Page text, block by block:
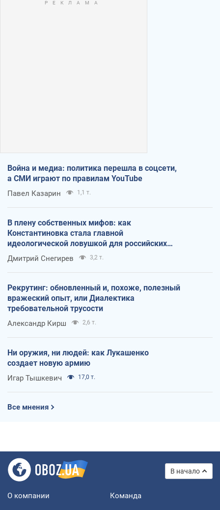
Война и медиа: политика перешла в соцсети,
а СМИ играют по правилам YouTube
Павел Казарин 1,1 т.
В плену собственных мифов: как
Константиновка стала главной
идеологической ловушкой для российских
оккупантов
Дмитрий Снегирев 3,2 т.
Рекрутинг: обновленный и, похоже, полезный
вражеский опыт, или Диалектика
требовательной трусости
Александр Кирш 2,6 т.
Ни оружия, ни людей: как Лукашенко
создает новую армию
Игар Тышкевич 17,0 т.
Все мнения
В начало
О компании Команда